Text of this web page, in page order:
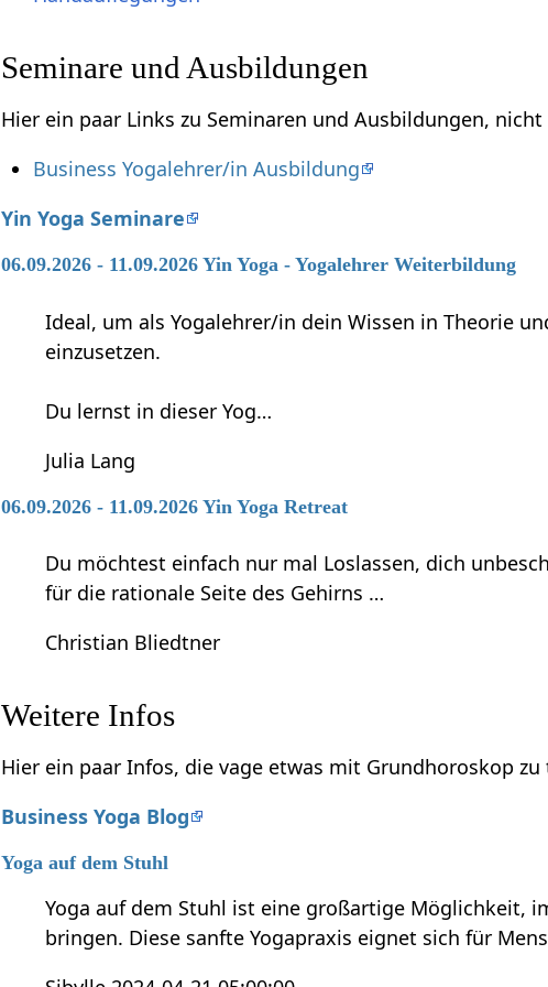
Seminare und Ausbildungen
Hier ein paar Links zu Seminaren und Ausbildungen,
Business Yogalehrer/in Ausbildung
Yin Yoga Seminare
06.09.2026 - 11.09.2026 Yin Yoga - Yogalehrer Weiterbildung
Ideal, um als Yogalehrer/in dein Wissen in Theorie
einzusetzen.
Du lernst in dieser Yog…
Julia Lang
06.09.2026 - 11.09.2026 Yin Yoga Retreat
Du möchtest einfach nur mal Loslassen, dich
für die rationale Seite des Gehirns …
Christian Bliedtner
Weitere Infos
Hier ein paar Infos, die vage etwas mit Grundhoroskop zu
Business Yoga Blog
Yoga auf dem Stuhl
Yoga auf dem Stuhl ist eine großartige Möglichkeit,
bringen. Diese sanfte Yogapraxis eignet sich für